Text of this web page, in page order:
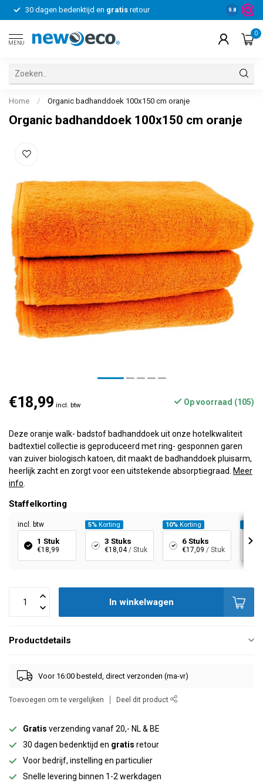
30 dagen bedenktijd en gratis retour Voor
9.8
MENU
0
Home / Organic badhanddoek 100x150 cm oranje
Organic badhanddoek 100x150 cm oranje
€18,99 incl. btw Op voorraad (105)
Deze oranje walk- badstof badhanddoek uit onze hotelkwaliteit
badtextiel collectie is geproduceerd met ring- gesponnen garen
van zuiver biologisch katoen, dit maakt de badhanddoek pluisarm,
heerlijk zacht en zorgt voor een uitstekende absorptiegraad.
Meer
info
Staffelkorting
incl. btw
1 Stuk
€18,99
5% Korting
3 Stuks
€18,04 / Stuk
10% Korting
6 Stuks
€17,09 / Stuk
In winkelwagen
Productdetails
Voor 16:00 besteld, direct verzonden (ma-vr)
Toevoegen om te vergelijken Deel dit product
Gratis verzending vanaf 20,- NL & BE
30 dagen bedenktijd en gratis retour
Voor bedrijf, instelling en particulier
Snelle levering binnen 1-2 werkdagen